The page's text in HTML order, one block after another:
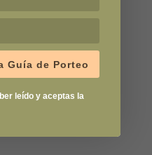
Guía de Porteo
leído y aceptas la